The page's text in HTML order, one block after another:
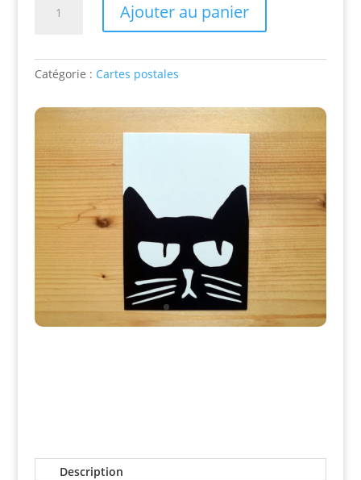
El
Negro
Ajouter au panier
Catégorie : Cartes postales
Description